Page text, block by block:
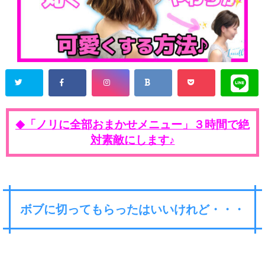
◆
「ノリに全部おまかせメニュー」３時間で絶
対素敵にします♪
ボブに切ってもらったはいいけれど・・・